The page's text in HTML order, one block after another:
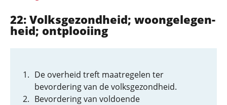
22: Volksgezond­heid; woonge­le­gen­
heid; ontplooiing
De overheid treft maatregelen ter
bevordering van de volksgezondheid.
Bevordering van voldoende